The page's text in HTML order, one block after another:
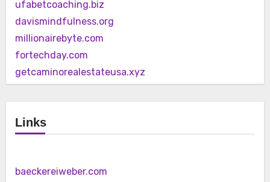
ufabetcoaching.biz
davismindfulness.org
millionairebyte.com
fortechday.com
getcaminorealestateusa.xyz
Links
baeckereiweber.com